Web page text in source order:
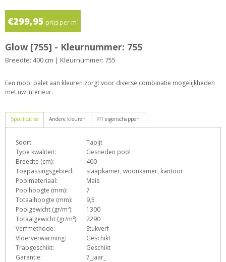
€299,95 prijs per m¹
Glow [755] - Kleurnummer: 755
Breedte: 400 cm | Kleurnummer: 755
Een mooi palet aan kleuren zorgt voor diverse combinatie mogelijkheden
met uw interieur.
Specificaties
Soort:
Tapijt
Type kwaliteit:
Gesneden pool
Breedte (cm):
400
Toepassingsgebied:
slaapkamer, woonkamer, kantoor
Poolmateriaal:
Mais
Poolhoogte (mm):
7
Totaalhoogte (mm):
9,5
Poolgewicht (gr/m²):
1300
Totaalgewicht (gr/m²):
2290
Verfmethode:
Stukverf
Vloerverwarming:
Geschikt
Trapgeschikt:
Geschikt
Garantie:
7_jaar_
Andere kleuren PIT eigenschappen
D eF h
opqs